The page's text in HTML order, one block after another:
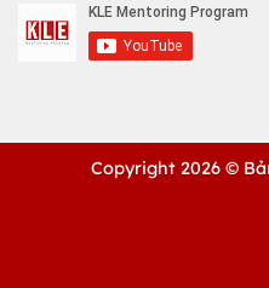
Copyright 2026 ©